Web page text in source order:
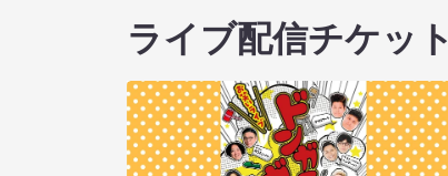
ライブ配信チケット